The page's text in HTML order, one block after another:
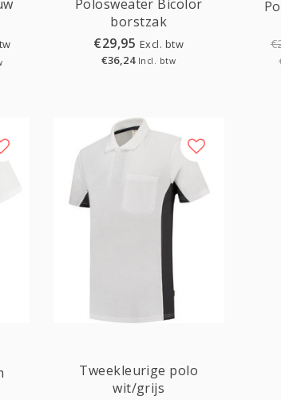
Polosweater Bicolor
borstzak
€29,95 Excl. btw
€36,24 Incl. btw
Tweekleurige polo
wit/grijs